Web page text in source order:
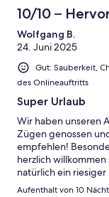
10/10 –
Wolfgang B.
24. Juni 2025
Gut: Sauberkeit,
des Onlineauftritts
Super Urlaub
Wir haben unseren
Zügen genossen
empfehlen!
herzlich
natürlich ein
sind sauber und
Aufenthalt von 10